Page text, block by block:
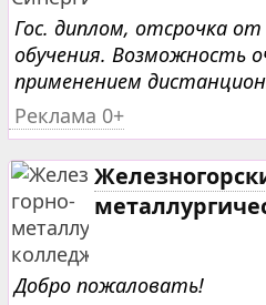
Гос. диплом, отсрочка
обучения. Возможность
применением
Реклама 0+
Добро пожаловать!